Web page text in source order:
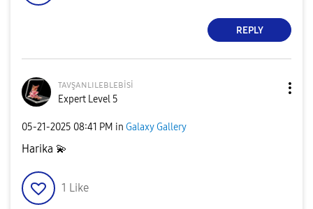
REPLY
ᴛᴀᴠşᴀɴʟɪʟᴇʙʟᴇʙisi
Expert Level 5
‎05-21-2025 08:41 PM in Galaxy Gallery
Harika 💫
1 Like